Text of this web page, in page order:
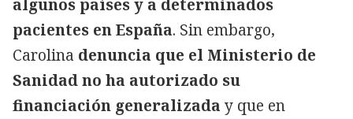
algunos países y a determinados
pacientes en España. Sin embargo,
Carolina denuncia que el Ministerio de
Sanidad no ha autorizado su
financiación generalizada y que en